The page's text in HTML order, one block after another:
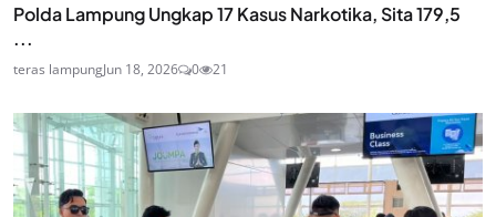
Polda Lampung Ungkap 17 Kasus Narkotika, Sita 179,5
...
teras lampungJun 18, 2026 0 21